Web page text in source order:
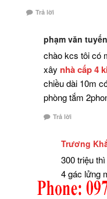
Trả lời
phạm văn tuyến
chào kcs tôi có
xây nhà cấp 4
chiều dài 10m
phòng tắm
Trả lời
Trương
300 triệu
4 gác lửng
anh